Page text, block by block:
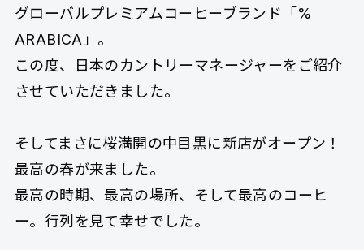
グローバルプレミアムコーヒーブランド「%
ARABICA」。
この度、日本のカントリーマネージャーをご紹介
させていただきました。
そしてまさに桜満開の中目黒に新店がオープン！
最高の春が来ました。
最高の時期、最高の場所、そして最高のコーヒ
ー。行列を見て幸せでした。